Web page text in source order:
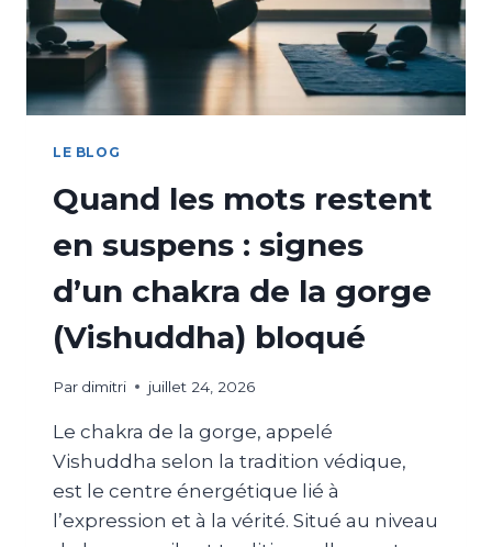
LE BLOG
Quand les mots restent
en suspens : signes
d’un chakra de la gorge
(Vishuddha) bloqué
Par dimitri juillet 24, 2026
Le chakra de la gorge, appelé
Vishuddha selon la tradition védique,
est le centre énergétique lié à
l’expression et à la vérité. Situé au niveau